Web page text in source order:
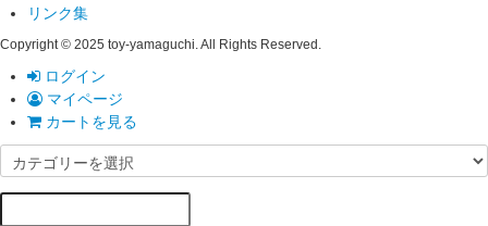
リンク集
Copyright © 2025 toy-yamaguchi. All Rights Reserved.
ログイン
マイページ
カートを見る